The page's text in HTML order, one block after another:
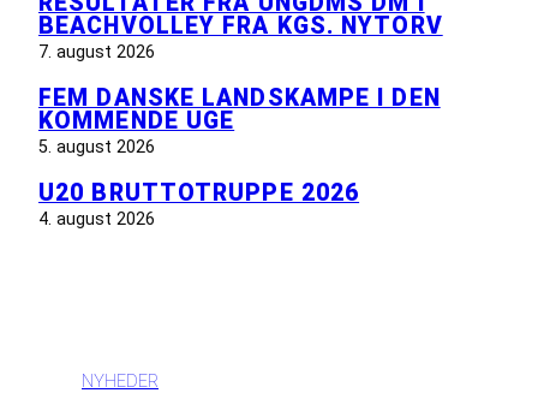
BEACHVOLLEY FRA KGS. NYTORV
7. august 2026
FEM DANSKE LANDSKAMPE I DEN
KOMMENDE UGE
5. august 2026
U20 BRUTTOTRUPPE 2026
4. august 2026
NYHEDER